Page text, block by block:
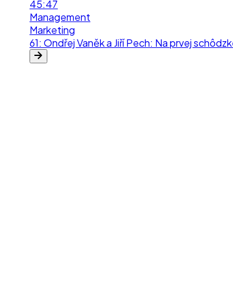
45:47
Management
Marketing
61: Ondřej Vaněk a Jiří Pech: Na prvej